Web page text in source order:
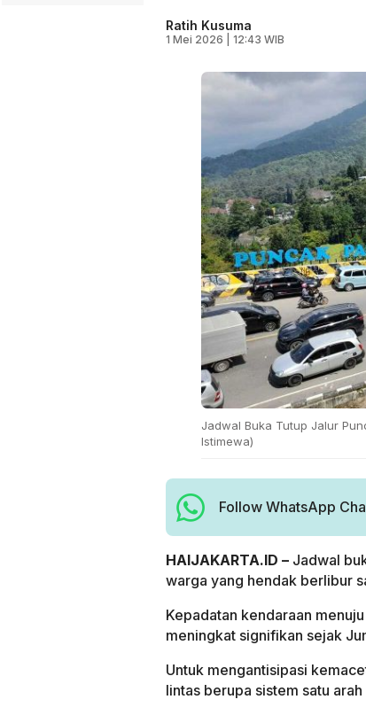
Ratih Kusuma
1 Mei 2026 | 12:43 WIB
Jadwal Buka Tutup Jalur
Istimewa)
Follow WhatsApp
HAIJAKARTA.ID – Jadwal
warga yang hendak berlibur
Kepadatan kendaraan
meningkat signifikan sejak
Untuk mengantisipasi
lintas berupa sistem satu